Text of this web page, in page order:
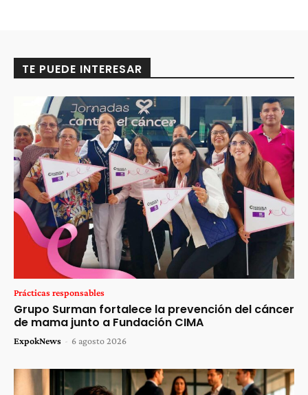
TE PUEDE INTERESAR
Prácticas responsables
Grupo Surman fortalece la prevención del cáncer
de mama junto a Fundación CIMA
ExpokNews - 6 agosto 2026